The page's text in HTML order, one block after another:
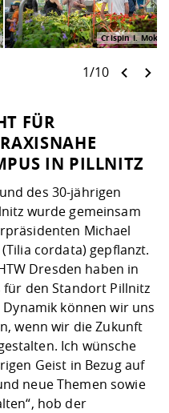
Crispin I. Mokry
1/10
FÜR
IN PILLNITZ
des 30-jährigen
wurde gemeinsam
Michael
cordata) gepflanzt.
Dresden haben in
für den Standort Pillnitz
können wir uns
wenn wir die Zukunft
Ich wünsche
Geist in Bezug auf
neue Themen sowie
hob der